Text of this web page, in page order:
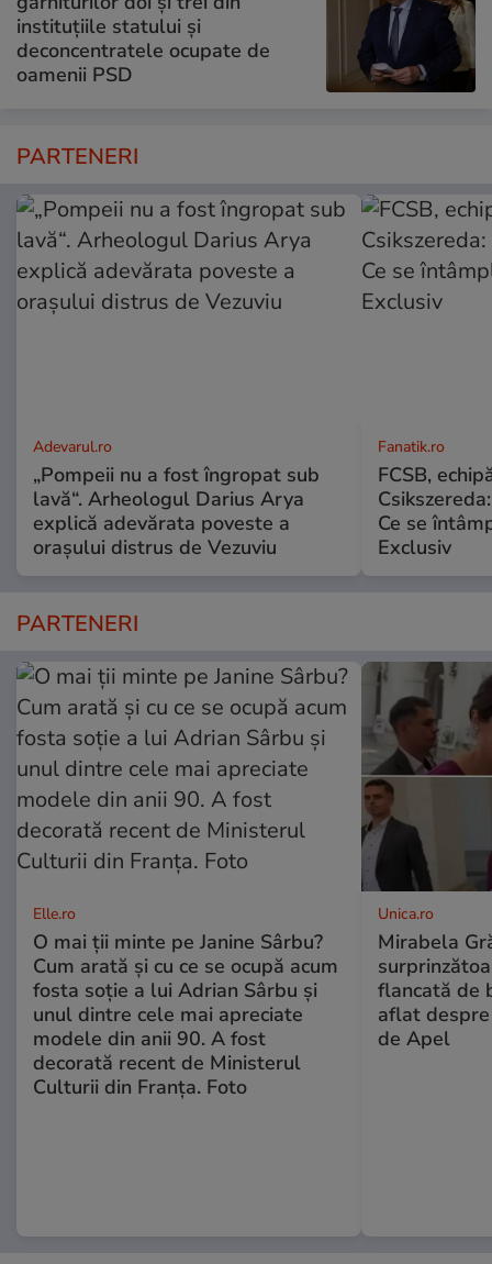
instituțiile statului și
deconcentratele ocupate de
oamenii PSD
PARTENERI
Adevarul.ro
„Pompeii nu a fost îngropat sub
lavă“. Arheologul Darius Arya
explică adevărata poveste a
orașului distrus de Vezuviu
Fanatik.ro
FCSB,
Ce se
Exclusiv
PARTENERI
Elle.ro
O mai ții minte pe Janine Sârbu?
Cum arată și cu ce se ocupă acum
fosta soție a lui Adrian Sârbu și
unul dintre cele mai apreciate
modele din anii 90. A fost
decorată recent de Ministerul
Culturii din Franța. Foto
Unica.ro
Mirabela
flancată de
aflat
de Apel